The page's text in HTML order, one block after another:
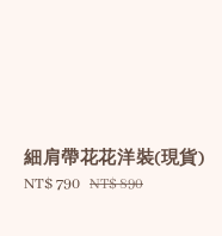
細肩帶花花洋裝(現貨)
Sale
NT$ 790 Regular
NT$ 890